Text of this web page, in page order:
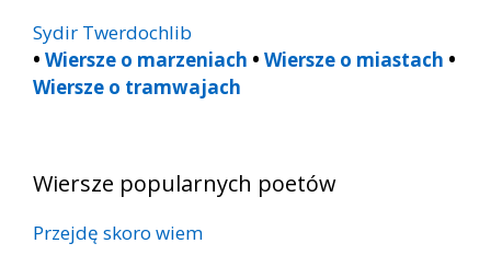
Sydir Twerdochlib
• Wiersze o marzeniach • Wiersze o miastach •
Wiersze o tramwajach
Wiersze popularnych poetów
Przejdę skoro wiem